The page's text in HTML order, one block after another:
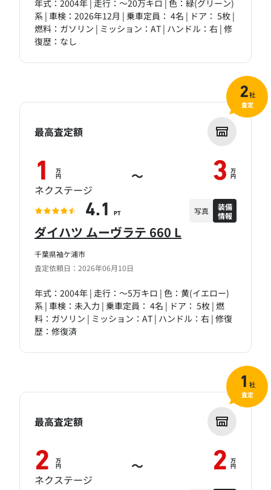
年式：2004年 | 走行：～20万キロ | 色：緑(グリーン)
系 | 車検：2026年12月 | 乗車定員： 4名 | ドア： 5枚 |
燃料：ガソリン | ミッション：AT | ハンドル：右 | 修
復歴：なし
千葉県袖ケ浦市
査定依頼日：2026年06月10日
ダイハツ ムーヴラテ 660 L
年式：2004年 | 走行：～5万キロ | 色：黄(イエロー)
系 | 車検：未入力 | 乗車定員： 4名 | ドア： 5枚 | 燃
料：ガソリン | ミッション：AT | ハンドル：右 | 修復
歴：修復済
最高査定額
1 万
円 ～ 3 万
円
ネクステージ
4.1 PT 写真
装備
情報
2社
査定
最高査定額
2 万
円 ～ 2 万
円
ネクステージ
1 社
査定